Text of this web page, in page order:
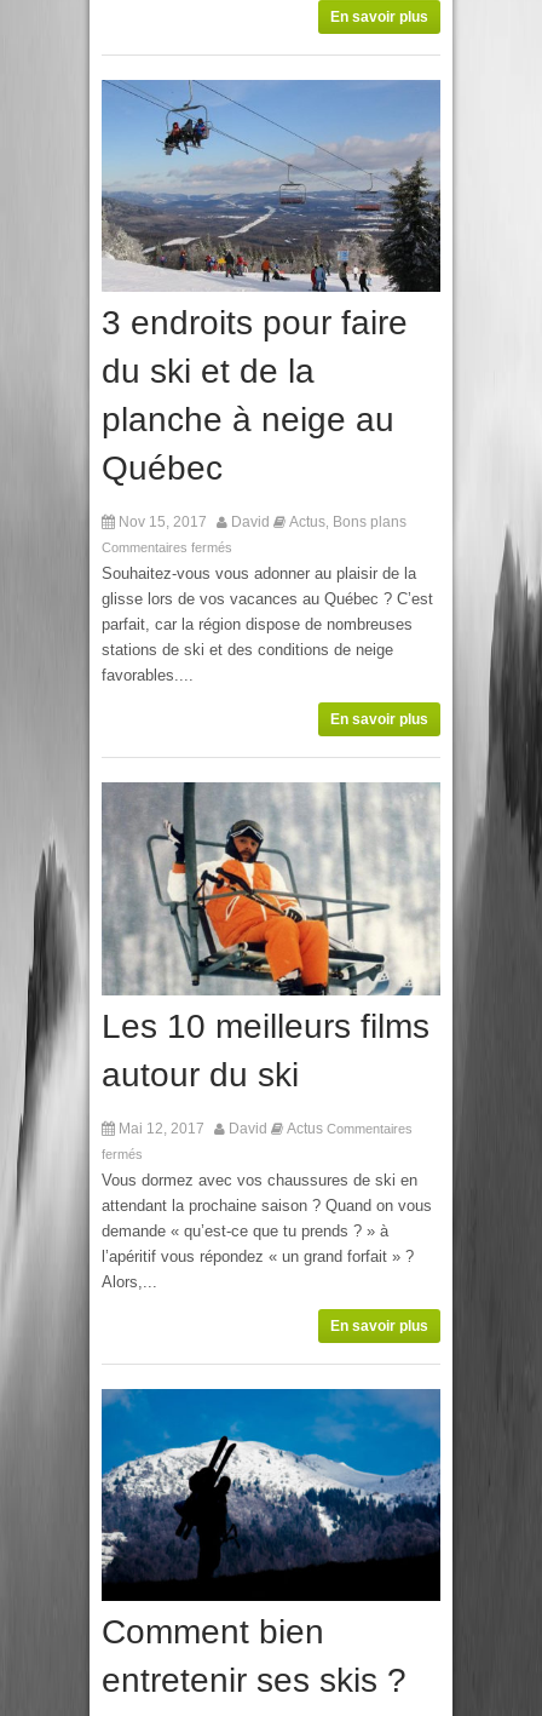
En savoir plus
3 endroits pour faire
du ski et de la
planche à neige au
Québec
Nov 15, 2017 David Actus Bons plans
Commentaires fermés
Souhaitez-vous vous adonner au plaisir de la
glisse lors de vos vacances au Québec ? C’est
parfait, car la région dispose de nombreuses
stations de ski et des conditions de neige
favorables....
En savoir plus
Les 10 meilleurs films
autour du ski
Mai 12, 2017 David Actus Commentaires
fermés
Vous dormez avec vos chaussures de ski en
attendant la prochaine saison ? Quand on vous
demande « qu’est-ce que tu prends ? » à
l’apéritif vous répondez « un grand forfait » ?
Alors,...
En savoir plus
Comment bien
entretenir ses skis ?